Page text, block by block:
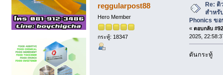
reggularpost88
Hero Member
กระทู้: 18347
Re: ติ
สำหรั
Phonics ข
« ตอบกลับ
2025,
ดันกระทู้